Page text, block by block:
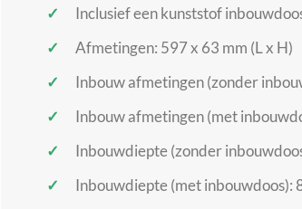
Inclusief een kunststof
Afmetingen: 597 x 63 mm (L x H)
Inbouw afmetingen (zonder
Inbouw afmetingen (met
Inbouwdiepte (zonder
Inbouwdiepte (met inbouwdoos):